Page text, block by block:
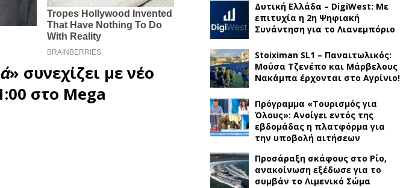
» συνεχίζει με νέο
στο Mega
Δυτική Ελλάδα – DigiWest: Με
επιτυχία η 2η Ψηφιακή
Συνάντηση για το Λιανεμπόριο
Stoiximan SL1 – Παναιτωλικός:
Μούσα Τζενέπο και Μάρβελους
Νακάμπα έρχονται στο Αγρίνιο!
Πρόγραμμα «Τουρισμός για
Όλους»: Ανοίγει εντός της
εβδομάδας η πλατφόρμα για
την υποβολή αιτήσεων
Προσάραξη σκάφους στο Ρίο,
ανακοίνωση εξέδωσε για το
συμβάν το Λιμενικό Σώμα